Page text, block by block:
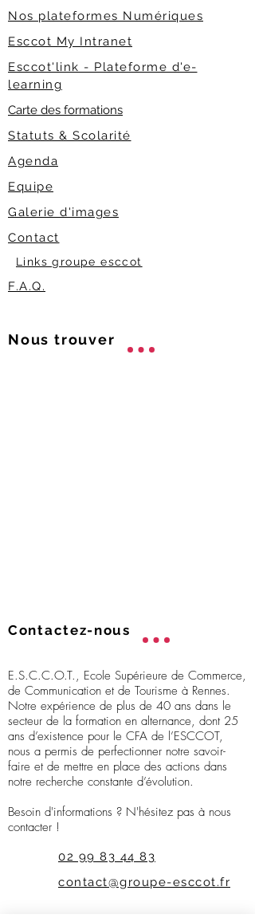
Nos plateformes Numériques
Esccot My Intranet
Esccot'link - Plateforme d'e-
learning
Carte des formations
Statuts & Scolarité
Agenda
Equipe
Galerie d'images
Contact
Links groupe esccot
F.A.Q.
Nous trouver
Contactez-nous
E.S.C.C.O.T., Ecole Supérieure de Commerce,
de Communication et de Tourisme à Rennes.
Notre expérience de plus de 40 ans dans le
secteur de la formation en alternance, dont 25
ans d’existence pour le CFA de l’ESCCOT,
nous a permis de perfectionner notre savoir-
faire et de mettre en place des actions dans
notre recherche constante d’évolution.
Besoin d'informations ? N'hésitez pas à nous
contacter !
02 99 83 44 83
contact@groupe-esccot.fr